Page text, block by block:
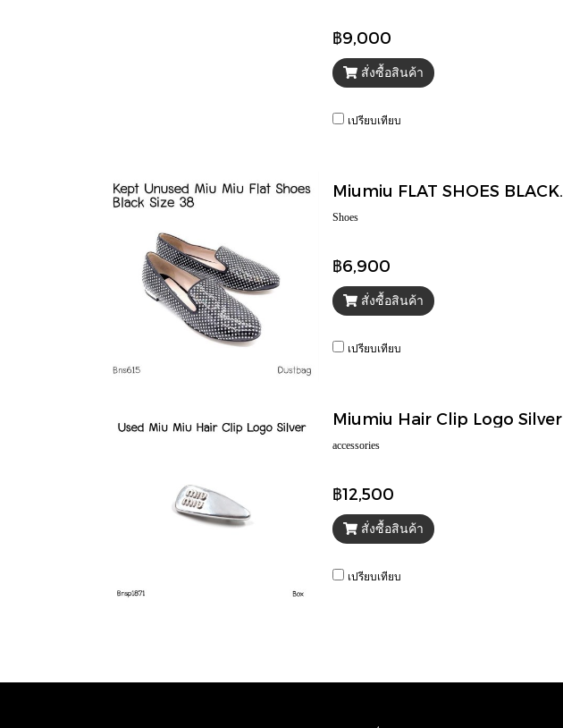
฿9,000
สั่งซื้อสินค้า
เปรียบเทียบ
Shoes
฿6,900
สั่งซื้อสินค้า
เปรียบเทียบ
Miumiu Hair Clip Logo Silver
accessories
฿12,500
สั่งซื้อสินค้า
เปรียบเทียบ